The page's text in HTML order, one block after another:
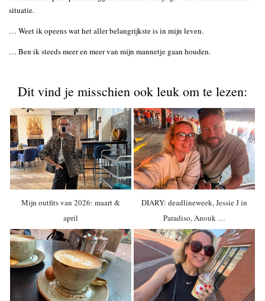
situatie.
… Weet ik opeens wat het aller belangrijkste is in mijn leven.
… Ben ik steeds meer en meer van mijn mannetje gaan houden.
Dit vind je misschien ook leuk om te lezen:
Mijn outfits van 2026: maart &
april
DIARY: deadlineweek, Jessie J in
Paradiso, Anouk …